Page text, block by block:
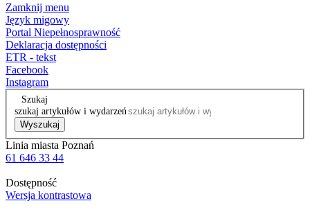
Zamknij menu
Język migowy
Portal Niepełnosprawność
Deklaracja dostępności
ETR - tekst
Facebook
Instagram
Szukaj
szukaj artykułów i wydarzeń
Wyszukaj
Linia miasta Poznań
61 646 33 44
Dostępność
Wersja kontrastowa